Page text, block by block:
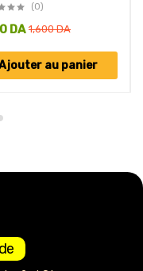
(0)
1,600DA
DA
au panier